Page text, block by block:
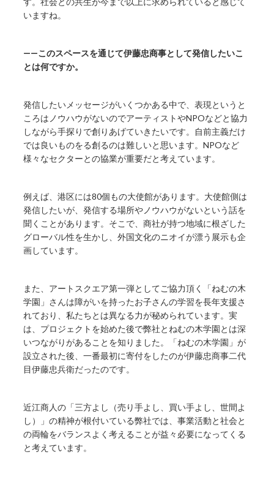
いますね。
——このスペースを通じて伊藤忠商事として発信したいこ
とは何ですか。
発信したいメッセージがいくつかある中で、表現というと
ころはノウハウがないのでアーティストやNPOなどと協力
しながら手探りで創りあげていきたいです。自前主義だけ
では良いものをる創るのは難しいと思います。NPOなど
様々なセクターとの協業が重要だと考えています。
例えば、港区には80個もの大使館があります。大使館側は
発信したいが、発信する場所やノウハウがないという話を
聞くことがあります。そこで、商社が持つ地域に根ざした
グローバル性を生かし、外国文化のニオイが漂う展示も企
画しています。
また、アートスクエア第一弾としてご協力頂く「ねむの木
学園」さんは障がいを持ったお子さんの学習を長年支援さ
れており、私たちとは異なる力が秘められています。実
は、プロジェクトを始めた後で弊社とねむの木学園とは深
いつながりがあることを知りました。「ねむの木学園」が
設立された後、一番最初に寄付をしたのが伊藤忠商事二代
目伊藤忠兵衛だったのです。
近江商人の「三方よし（売り手よし、買い手よし、世間よ
し）」の精神が根付いている弊社では、事業活動と社会と
の両輪をバランスよく考えることが益々必要になってくる
と考えています。